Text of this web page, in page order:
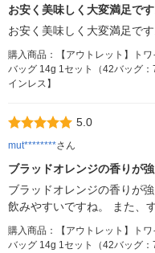
お安く美味しく大変満足で
お安く美味しく大変満足で
購入商品：【アウトレット】ト
バッグ 14g 1セット（42バッグ
インレス】
5.0
mut********さん
ブラッドオレンジの香りが
ブラッドオレンジの香りが
飲みやすいですね。 また、
購入商品：【アウトレット】ト
バッグ 14g 1セット（42バッグ